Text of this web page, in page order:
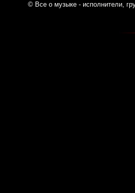
© Все о музыке - исполнители,